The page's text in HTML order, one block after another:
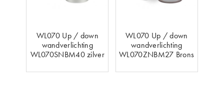
WL070 Up / down
wandverlichting
WL070SNBM40 zilver
WL070 Up / down
wandverlichting
WL070ZNBM27 Brons